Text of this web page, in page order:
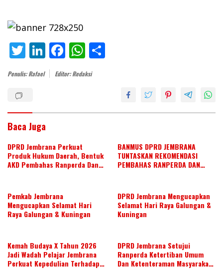
T
w
itt
Li
n
k
dI
F
ac
e
o
k
W
h
at
A
Penulis: Rafael Editor: Redaksi
Baca Juga
DPRD Jembrana Perkuat
Produk Hukum Daerah, Bentuk
AKD Pembahas Ranperda Dan
BANMUS DPRD JEMBRANA
TUNTASKAN REKOMENDASI
PEMBAHAS RANPERDA DAN
Pemkab Jembrana
Mengucapkan Selamat Hari
Raya Galungan & Kuningan
DPRD Jembrana Mengucapkan
Selamat Hari Raya Galungan &
Kuningan
Kemah Budaya X Tahun 2026
Jadi Wadah Pelajar Jembrana
Perkuat Kepedulian Terhadap
DPRD Jembrana Setujui
Ranperda Ketertiban Umum
Dan Ketenteraman Masyarakat